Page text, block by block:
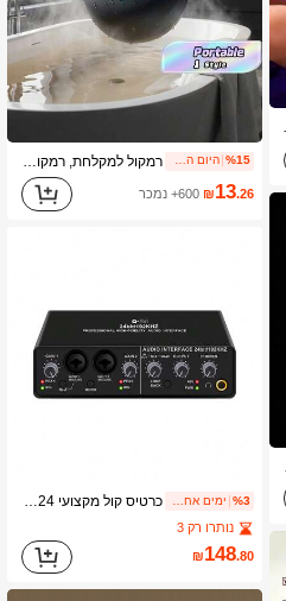
%15 היום האחרון רמקול למקלחת, רמקול אלחוטי מיני לטלפון, מתנות אלקטרוניקה רמקול נייד מיני עם כוס יניקה ומיקרופון לחדר אמבטיה רמקול אלחוטי, מכשיר האזנה, רמקולים למקלחת, רמקול, קריוקי, רמקולים, מכונת קריוקי מיני, רמקול>עמיד למים, מקלחת ניידת, כוסות, רמקולים למים, גאדג'ט, רמקול, קריוקי, רמקול למקלחת, חדר אמבטיה, רמקול, קריוקי
₪13.26 600+ נמכר
%3 כרטיס קול מקצועי Q24 ממשק שמע עם ניטור גיטרה חשמלית להקלטה חיה לשירה באולפן, מיקרו, זמר
נותרו רק 3
₪148.80